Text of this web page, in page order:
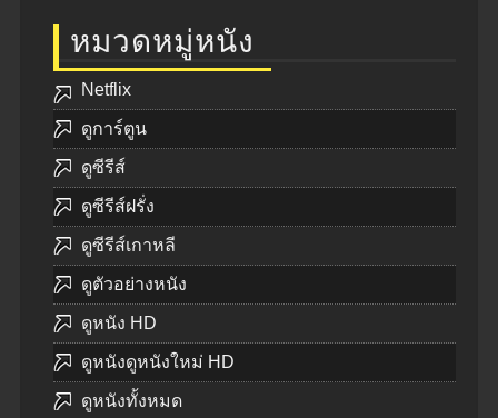
หมวดหมู่หนัง
Netflix
ดูการ์ตูน
ดูซีรีส์
ดูซีรีส์ฝรั่ง
ดูซีรีส์เกาหลี
ดูตัวอย่างหนัง
ดูหนัง HD
ดูหนังดูหนังใหม่ HD
ดูหนังทั้งหมด